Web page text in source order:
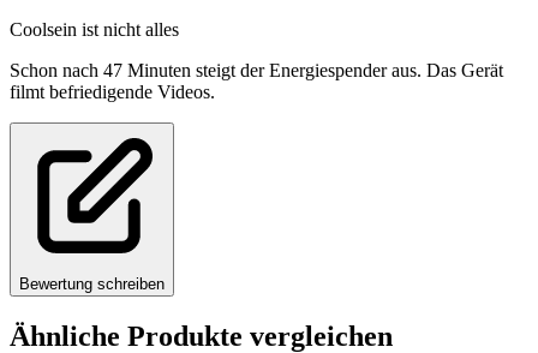
Coolsein ist nicht alles
Schon nach 47 Minuten steigt der Energiespender aus. Das Gerät
filmt befriedigende Videos.
Bewertung schreiben
Ähnliche Produkte vergleichen